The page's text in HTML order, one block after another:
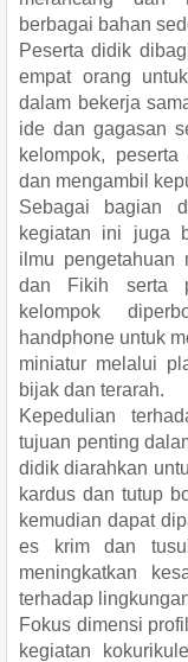
berbagai bahan
Peserta didik
empat orang
dalam bekerja
ide dan gagasan
kelompok,
dan mengambil
Sebagai bagian
kegiatan ini juga
ilmu pengetahuan
dan Fikih serta
kelompok
handphone untuk
miniatur melalui
bijak dan terarah.
Kepedulian
tujuan penting
didik diarahkan
kardus dan tutup
kemudian dapat
es krim dan
meningkatkan
terhadap
Fokus dimensi
kegiatan